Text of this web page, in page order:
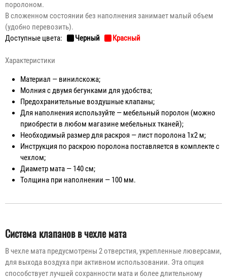
поролоном.
В сложенном состоянии без наполнения занимает малый объем
(удобно перевозить).
Доступные цвета:
Черный Красный
Характеристики
Материал — винилскожа;
Молния с двумя бегунками для удобства;
Предохранительные воздушные клапаны;
Для наполнения используйте — мебельный поролон (можно
приобрести в любом магазине мебельных тканей);
Необходимый размер для раскроя — лист поролона 1х2 м;
Инструкция по раскрою поролона поставляется в комплекте с
чехлом;
Диаметр мата — 140 см;
Толщина при наполнении — 100 мм.
Система клапанов в чехле мата
В чехле мата предусмотрены 2 отверстия, укрепленные люверсами,
для выхода воздуха при активном использовании. Эта опция
способствует лучшей сохранности мата и более длительному